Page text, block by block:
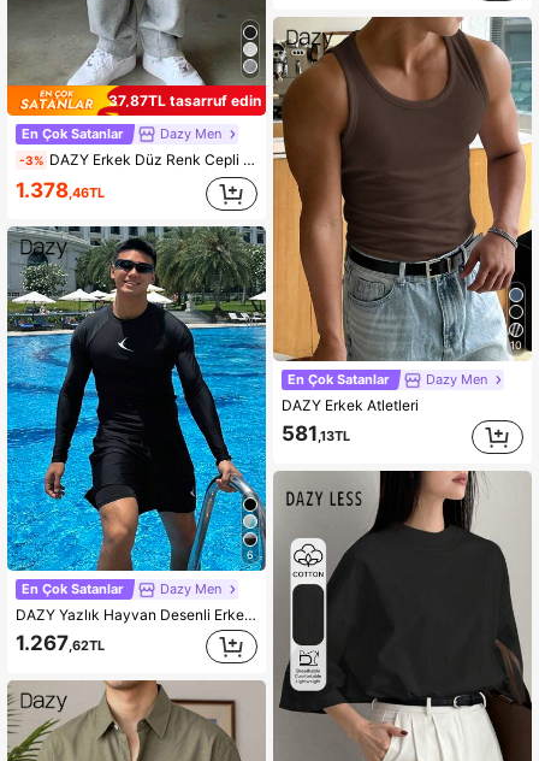
37,87TL tasarruf edin
En Çok Satanlar Dazy Men
-3% DAZY Erkek Düz Renk Cepli Düz Bol Günlük Eşofman Altı
1.378,46TL
6
En Çok Satanlar Dazy Men
DAZY Yazlık Hayvan Desenli Erkek Plaj Takımı, Hawaii Tatili
1.267,62TL
10
En Çok Satanlar Dazy Men
DAZY Erkek Atletleri
581,13TL